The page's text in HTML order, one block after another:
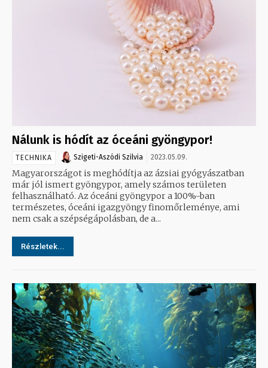
Nálunk is hódít az óceáni gyöngypor!
TECHNIKA Szigeti-Aszódi Szilvia 2023.05.09.
Magyarországot is meghódítja az ázsiai gyógyászatban
már jól ismert gyöngypor, amely számos területen
felhasználható. Az óceáni gyöngypor a 100%-ban
természetes, óceáni igazgyöngy finomőrleménye, ami
nem csak a szépségápolásban, de a...
Részletek...